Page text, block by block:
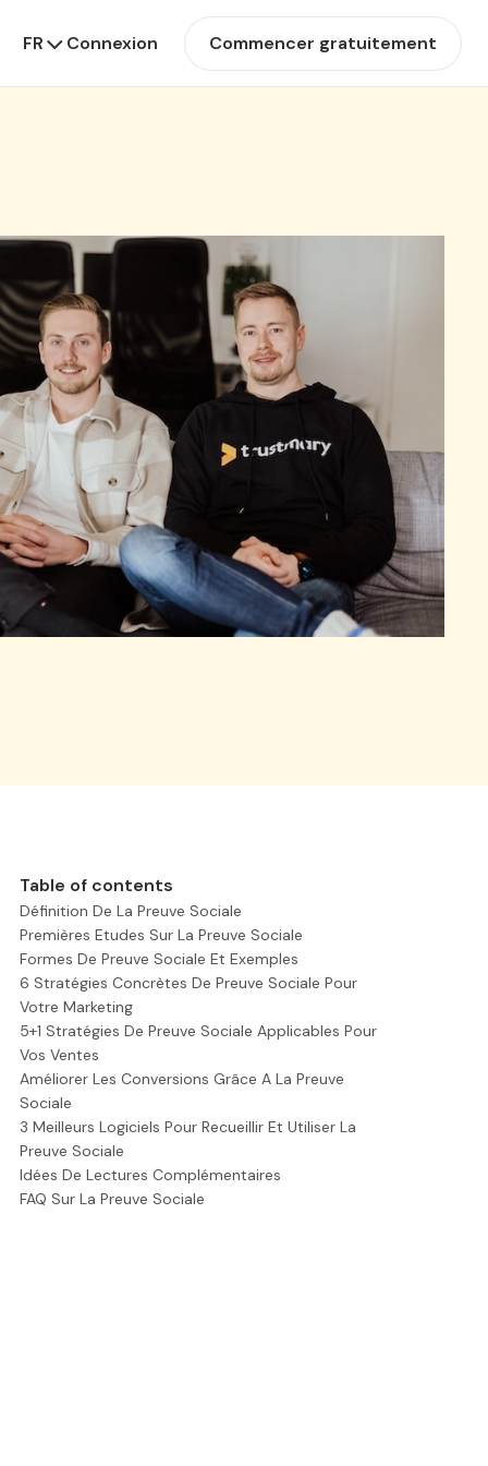
FR Connexion Commencer gratuitement
Table of contents
Définition De La Preuve Sociale
Premières Etudes Sur La Preuve Sociale
Formes De Preuve Sociale Et Exemples
6 Stratégies Concrètes De Preuve Sociale Pour
Votre Marketing
5+1 Stratégies De Preuve Sociale Applicables Pour
Vos Ventes
Améliorer Les Conversions Grâce A La Preuve
Sociale
3 Meilleurs Logiciels Pour Recueillir Et Utiliser La
Preuve Sociale
Idées De Lectures Complémentaires
FAQ Sur La Preuve Sociale